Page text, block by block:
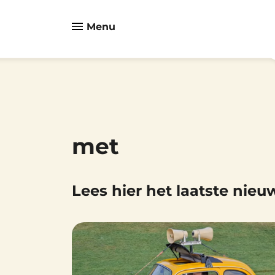
Menu
met
Lees hier het laatste